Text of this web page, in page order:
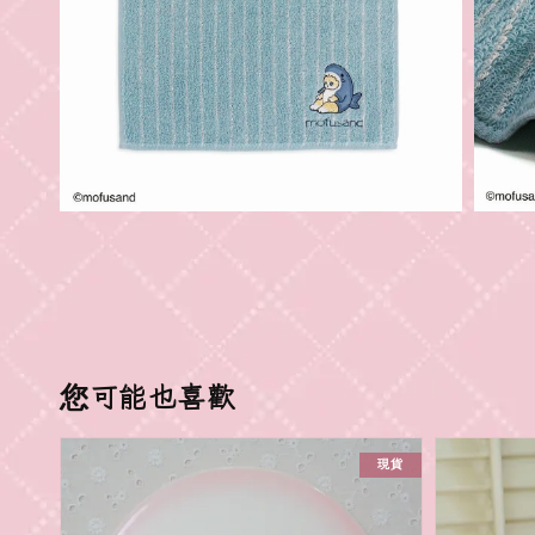
您可能也喜歡
現貨